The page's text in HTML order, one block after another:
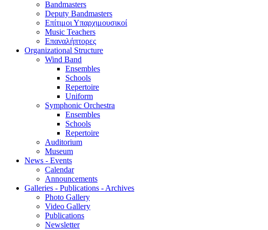
Bandmasters
Deputy Bandmasters
Επίτιμοι Υπαρχιμουσικοί
Music Teachers
Επαναλήπτορες
Organizational Structure
Wind Band
Ensembles
Schools
Repertoire
Uniform
Symphonic Orchestra
Ensembles
Schools
Repertoire
Auditorium
Museum
News - Events
Calendar
Announcements
Galleries - Publications - Archives
Photo Gallery
Video Gallery
Publications
Newsletter